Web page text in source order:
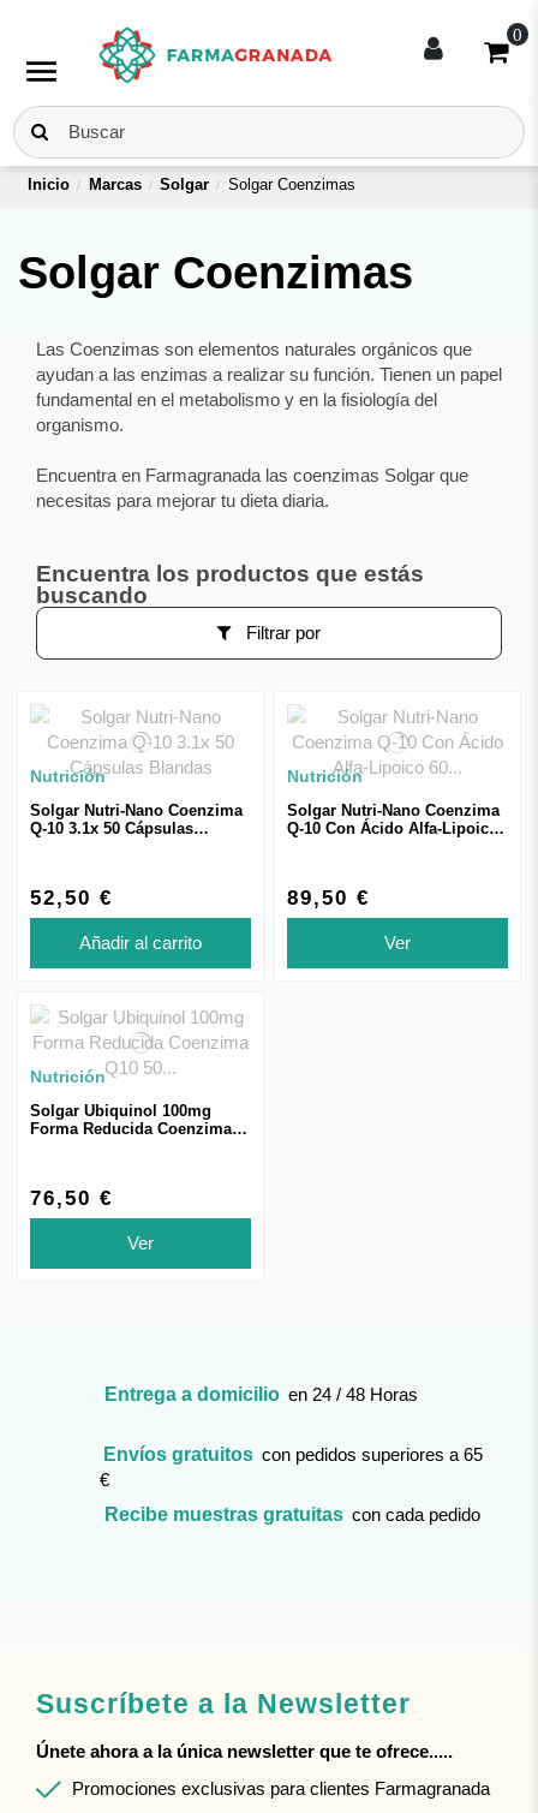
menu
0
Inicio Marcas Solgar Solgar Coenzimas
Solgar Coenzimas
Las Coenzimas son elementos naturales orgánicos que
ayudan a las enzimas a realizar su función. Tienen un papel
fundamental en el metabolismo y en la fisiología del
organismo.
Encuentra en Farmagranada las coenzimas Solgar que
necesitas para mejorar tu dieta diaria.
Encuentra los productos que estás
buscando
Filtrar por
Nutrición
Solgar Nutri-Nano Coenzima
Q-10 3.1x 50 Cápsulas
52,50 €
Añadir al carrito
Nutrición
Solgar Nutri-Nano Coenzima
Q-10 Con Ácido Alfa-Lipoico
89,50 €
Ver
Nutrición
Solgar Ubiquinol 100mg
Forma Reducida Coenzima
76,50 €
Ver
Entrega a domicilio en 24 / 48 Horas
Envíos gratuitos con pedidos superiores a 65
€
Recibe muestras gratuitas con cada pedido
Suscríbete a la Newsletter
Únete ahora a la única newsletter que te ofrece.....
Promociones exclusivas para clientes Farmagranada